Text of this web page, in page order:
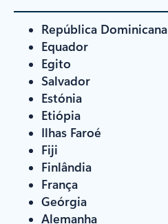
República Dominicana
Equador
Egito
Salvador
Estónia
Etiópia
Ilhas Faroé
Fiji
Finlândia
França
Geórgia
Alemanha